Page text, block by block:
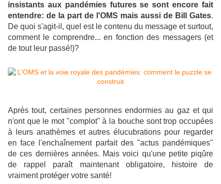
insistants aux pandémies futures se sont encore fait
entendre: de la part de l'OMS mais aussi de Bill Gates.
De quoi s'agit-il, quel est le contenu du message et surtout,
comment le comprendre... en fonction des messagers (et
de tout leur passé!)?
Après tout, certaines personnes endormies au gaz et qui
n'ont que le mot "complot" à la bouche sont trop occupées
à leurs anathèmes et autres élucubrations pour regarder
en face l'enchaînement parfait des "actus pandémiques"
de ces dernières années. Mais voici qu'une petite piqûre
de rappel paraît maintenant obligatoire, histoire de
vraiment protéger votre santé!